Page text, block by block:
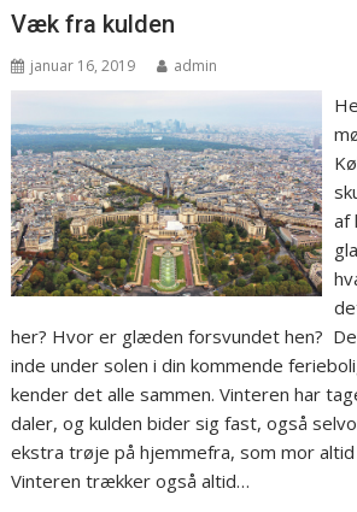
Væk fra kulden
januar 16, 2019 admin
af
her? Hvor er glæden forsvundet hen?
inde under solen i din kommende
kender det alle sammen. Vinteren har
daler, og kulden bider sig fast, også
ekstra trøje på hjemmefra, som mor
Vinteren trækker også altid…